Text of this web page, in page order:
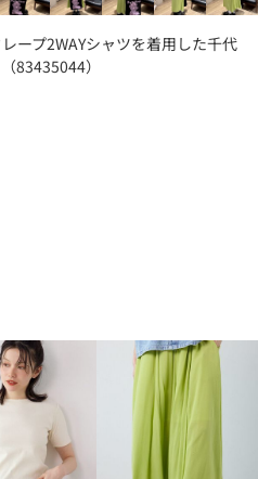
ープ2WAYシャツを着用した千代
83435044）